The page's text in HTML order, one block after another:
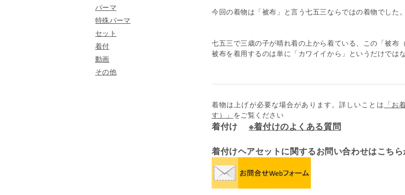
今回の着物は「被布」と言う七五三ならではの着物でした。
七五三で三歳の子が晴れ着の上から着ている、この「被布
被布を着用するのは単に「カワイイから」というだけでは
着物は上げが必要な場合があります。詳しいことは 「お
す）」 をご覧ください
着付け ※着付けのよくある質問
着付けヘアセットに関するお問い合わせはこちら
パーマ
特殊パーマ
セット
着付
動画
その他